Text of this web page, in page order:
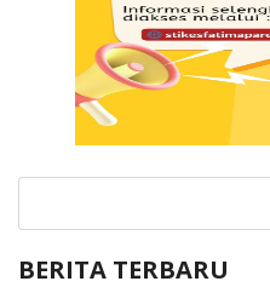
BERITA TERBARU